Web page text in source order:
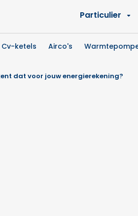
Particulier
Cv-ketels Airco's
dat voor jouw energierekening?